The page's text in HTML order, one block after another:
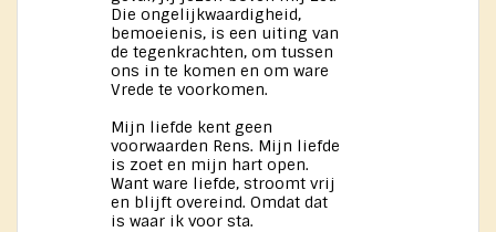
Die ongelijkwaardigheid,
bemoeienis, is een uiting van
de tegenkrachten, om tussen
ons in te komen en om ware
Vrede te voorkomen.
Mijn liefde kent geen
voorwaarden Rens. Mijn liefde
is zoet en mijn hart open.
Want ware liefde, stroomt vrij
en blijft overeind. Omdat dat
is waar ik voor sta.